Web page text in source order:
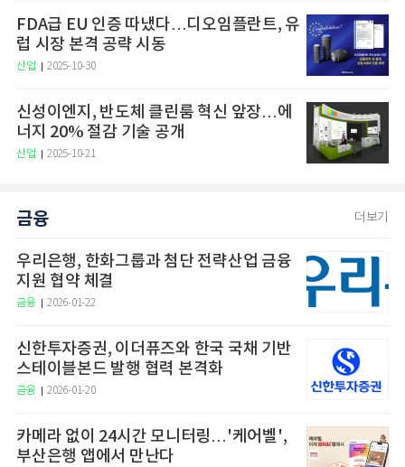
FDA급 EU 인증 따냈다…디오임플란트, 유
럽 시장 본격 공략 시동
산업 2025-10-30
신성이엔지, 반도체 클린룸 혁신 앞장…에
너지 20% 절감 기술 공개
산업 2025-10-21
금융 더보기
우리은행, 한화그룹과 첨단 전략산업 금융
지원 협약 체결
금융 2026-01-22
신한투자증권, 이더퓨즈와 한국 국채 기반
스테이블본드 발행 협력 본격화
금융 2026-01-20
카메라 없이 24시간 모니터링…'케어벨',
부산은행 앱에서 만난다